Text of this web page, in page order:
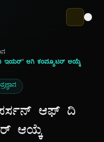
ಇಯರ್' ಆಗಿ ಕಂಪ್ಯೂಟರ್ ಆಯ್ಕೆ
ಆಫ್ ದಿ
ಆಯ್ಕೆ